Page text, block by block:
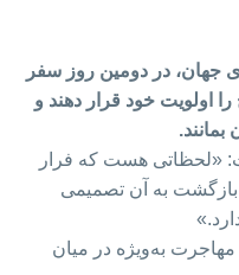
جهان، در دومین روز سفر
اولویت خود قرار دهند و
«لحظاتی هست که فرار
بازگشت به آن تصمیمی
به‌ویژه در میان